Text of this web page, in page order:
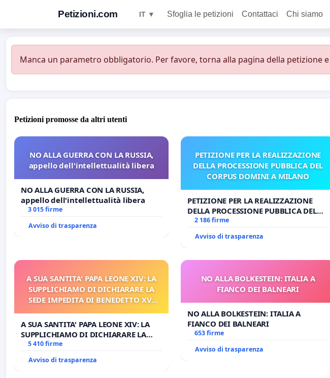
Petizioni.com IT ▼ Sfoglia le petizioni Contattaci Chi siamo
Manca un parametro obbligatorio. Per favore, torna alla pagina della petizione
Petizioni promosse da altri utenti
NO ALLA GUERRA CON LA RUSSIA,
appello dell'intellettualità libera
NO ALLA GUERRA CON LA RUSSIA,
appello dell'intellettualità libera
3 015 firme
Avviso di trasparenza
PETIZIONE PER LA REALIZZAZIONE
DELLA PROCESSIONE PUBBLICA DEL
CORPUS DOMINI A MILANO
PETIZIONE PER LA REALIZZAZIONE
DELLA PROCESSIONE PUBBLICA DEL
CORPUS DOMINI A MILANO
2 186 firme
Avviso di trasparenza
A SUA SANTITA' PAPA LEONE XIV: LA
SUPPLICHIAMO DI DICHIARARE LA
SEDE IMPEDITA DI BENEDETTO XVI
PROCESSO
A SUA SANTITA' PAPA LEONE XIV: LA
SUPPLICHIAMO DI DICHIARARE LA
SEDE IMPEDITA DI BENEDETTO XVI E/O
DI FAR APRIRE IL RELATIVO PROCESSO
5 410 firme
Avviso di trasparenza
NO ALLA BOLKESTEIN: ITALIA A
FIANCO DEI BALNEARI
NO ALLA BOLKESTEIN: ITALIA A
FIANCO DEI BALNEARI
653 firme
Avviso di trasparenza